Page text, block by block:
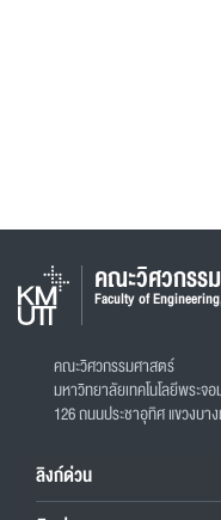
คณะวิศวกรร
Faculty of
คณะวิศวกรรมศาสตร์
มหาวิทยาลัยเทคโนโลยีพระจ
126 ถนนประชาอุทิศ แขวงบา
ลิงก์ด่วน